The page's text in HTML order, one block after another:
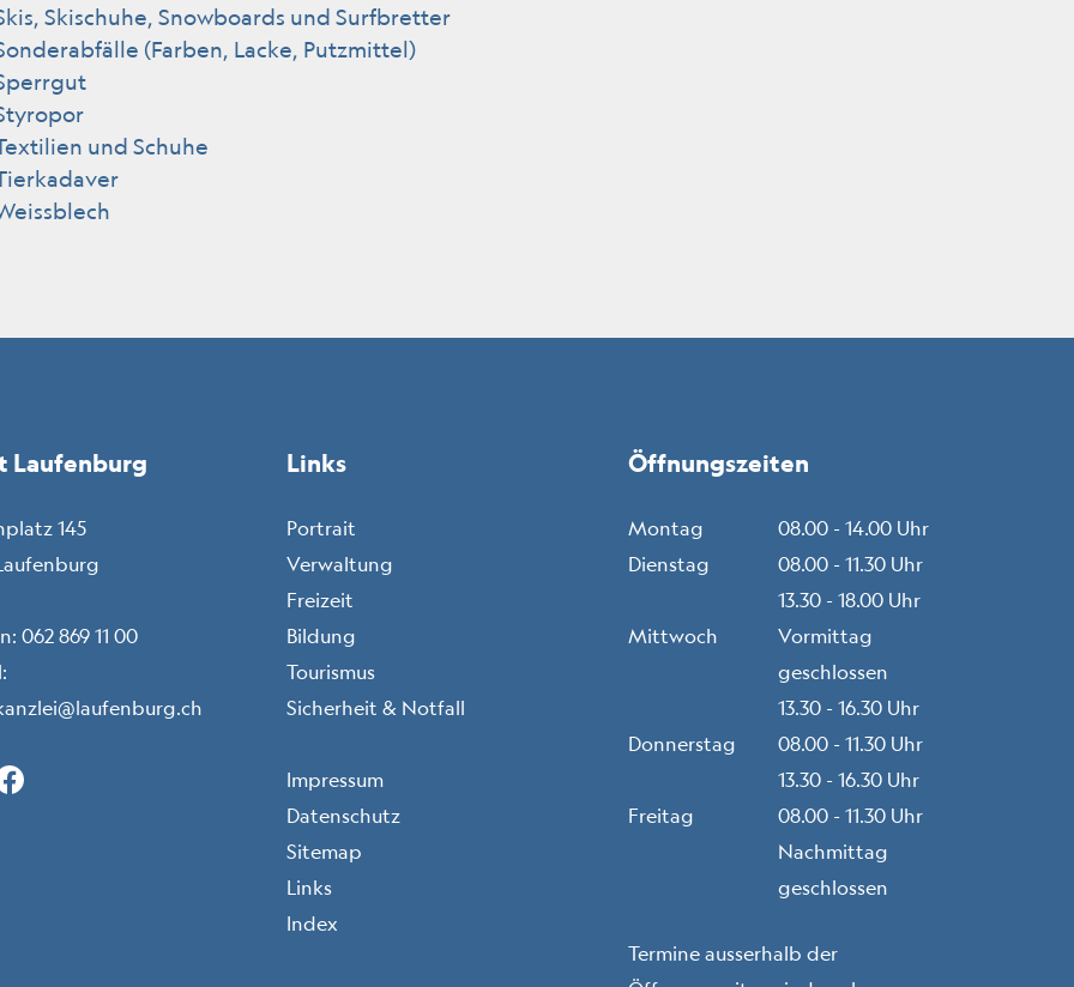
Skischuhe, Snowboards und Surfbretter
(Farben, Lacke, Putzmittel)
und Schuhe
Laufenburg
145
062 869 11 00
(icon: c-instagram)
Facebook (icon: c-facebook)
LinkedIn (icon: c-linkedin)
Links
Portrait
Verwaltung
Freizeit
Bildung
Tourismus
Sicherheit & Notfall
Toolbar
Impressum
Datenschutz
Sitemap
Links
Index
Öffnungszeiten
Montag
08.00 - 14.00 Uhr
Dienstag
08.00 - 11.30 Uhr
13.30 - 18.00 Uhr
Mittwoch
Vormittag
geschlossen
13.30 - 16.30 Uhr
Donnerstag
08.00 - 11.30 Uhr
13.30 - 16.30 Uhr
Freitag
08.00 - 11.30 Uhr
Nachmittag
geschlossen
Termine ausserhalb der